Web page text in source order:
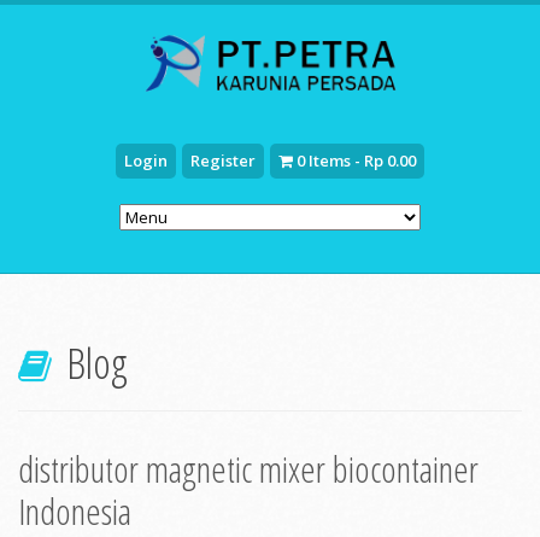
Login Register 0 Items - Rp 0.00
Blog
distributor magnetic mixer biocontainer
Indonesia